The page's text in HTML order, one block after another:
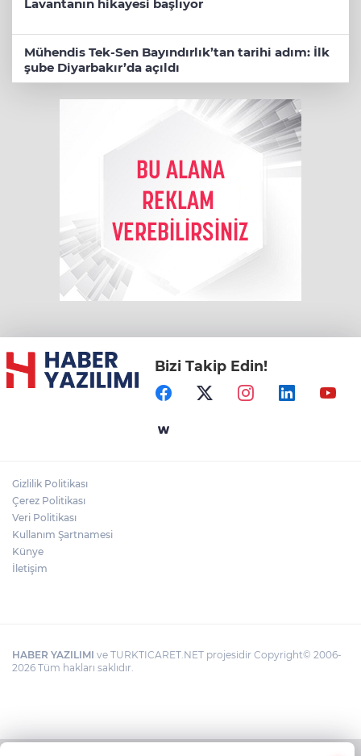
Lavantanın hikayesi başlıyor
Mühendis Tek-Sen Bayındırlık’tan tarihi adım: İlk
şube Diyarbakır’da açıldı
Bizi Takip Edin!
Gizlilik Politikası
Çerez Politikası
Veri Politikası
Kullanım Şartnamesi
Künye
İletişim
HABER YAZILIMI ve TURKTICARET.NET projesidir Copyright© 2006-
2026 Tüm hakları saklıdır.